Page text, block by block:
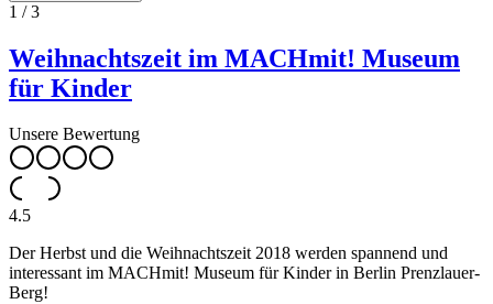
1 /3
Weihnachtszeit im MACHmit! Museum
für Kinder
Unsere Bewertung
4.5
Der Herbst und die Weihnachtszeit 2018 werden spannend und
interessant im MACHmit! Museum für Kinder in Berlin Prenzlauer-
Berg!